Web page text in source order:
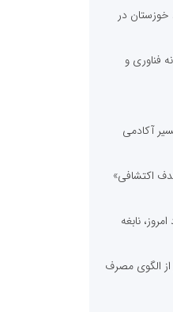
خوزستان در
فناوری و
آکادمی
اکتشافی»
نابغه
الگوی مصرف